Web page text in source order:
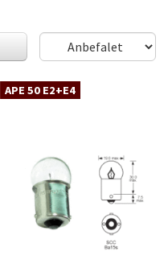
APE 50 E2+E4